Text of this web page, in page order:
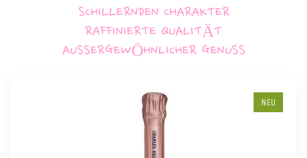
SCHILLERNDEN CHARAKTER
RAFFINIERTE QUALITÄT
AUSSERGEWÖHNLICHER GENUSS
NEU